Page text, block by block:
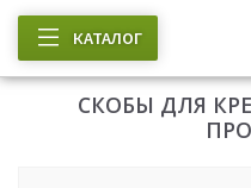
КАТАЛОГ
СКОБЫ ДЛЯ